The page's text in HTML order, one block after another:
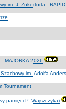
im. J. Zukertorta -
MAJORKA 2026
im. Adolfa
Tournament
pamięci P. Wajszczyka)